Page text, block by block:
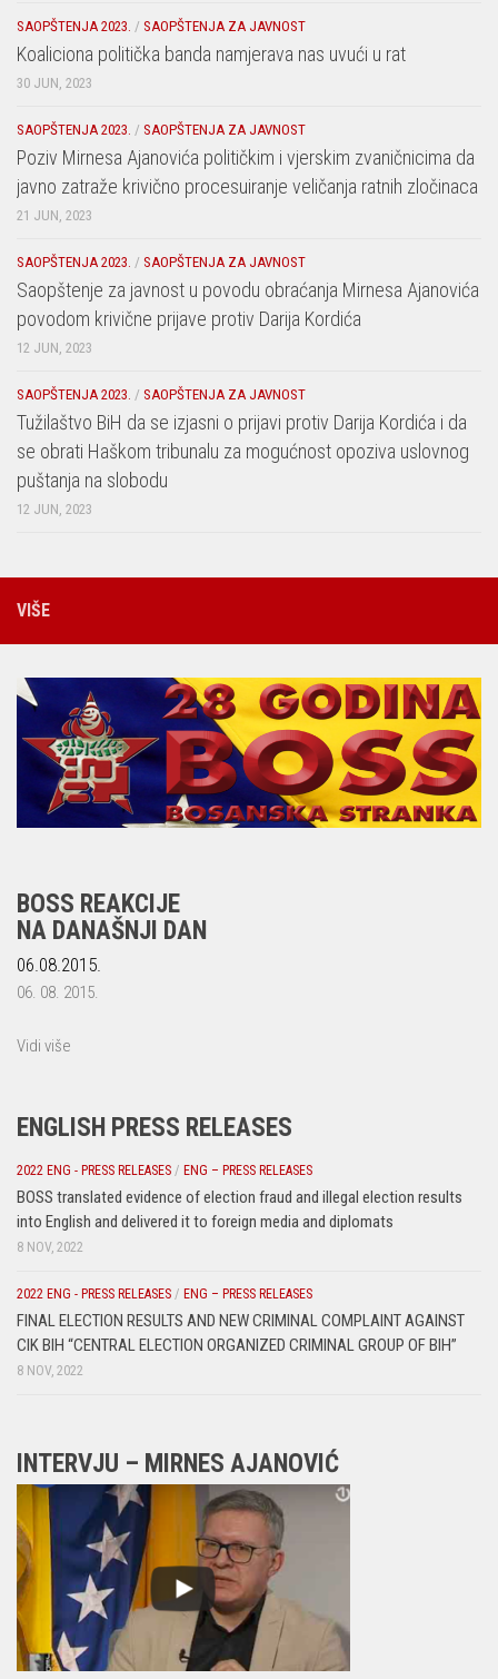
SAOPŠTENJA 2023. / SAOPŠTENJA ZA JAVNOST
Koaliciona politička banda namjerava nas uvući u rat
30 JUN, 2023
SAOPŠTENJA 2023. / SAOPŠTENJA ZA JAVNOST
Poziv Mirnesa Ajanovića političkim i vjerskim zvaničnicima da
javno zatraže krivično procesuiranje veličanja ratnih zločinaca
21 JUN, 2023
SAOPŠTENJA 2023. / SAOPŠTENJA ZA JAVNOST
Saopštenje za javnost u povodu obraćanja Mirnesa Ajanovića
povodom krivične prijave protiv Darija Kordića
12 JUN, 2023
SAOPŠTENJA 2023. / SAOPŠTENJA ZA JAVNOST
Tužilaštvo BiH da se izjasni o prijavi protiv Darija Kordića i da
se obrati Haškom tribunalu za mogućnost opoziva uslovnog
puštanja na slobodu
12 JUN, 2023
VIŠE
BOSS REAKCIJE
NA DANAŠNJI DAN
06.08.2015.
06. 08. 2015.
Vidi više
ENGLISH PRESS RELEASES
2022 ENG - PRESS RELEASES / ENG – PRESS RELEASES
BOSS translated evidence of election fraud and illegal election results
into English and delivered it to foreign media and diplomats
8 NOV, 2022
2022 ENG - PRESS RELEASES / ENG – PRESS RELEASES
FINAL ELECTION RESULTS AND NEW CRIMINAL COMPLAINT AGAINST
CIK BIH “CENTRAL ELECTION ORGANIZED CRIMINAL GROUP OF BIH”
8 NOV, 2022
INTERVJU – MIRNES AJANOVIĆ